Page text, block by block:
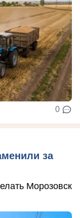
0
за
Морозовск